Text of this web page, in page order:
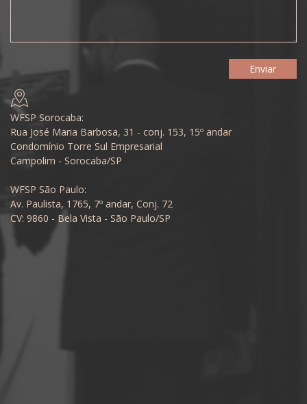
WFSP Sorocaba:
Rua José Maria Barbosa, 31 - conj. 153, 15º andar
Condomínio Torre Sul Empresarial
Campolim - Sorocaba/SP
WFSP São Paulo:
Av. Paulista, 1765, 7º andar, Conj. 72
CV: 9860 - Bela Vista - São Paulo/SP